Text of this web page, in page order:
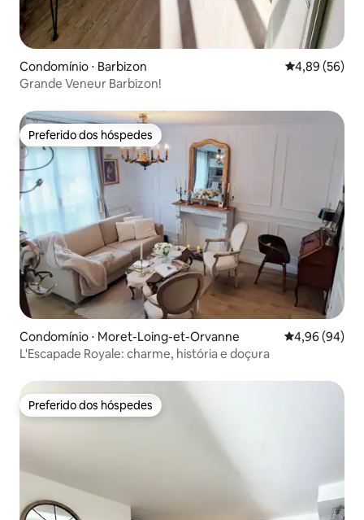
Condomínio ⋅ Barbizon 4,89 de uma
4,89 (56)
Grande Veneur Barbizon!
Preferido dos hóspedes
Preferido dos hóspedes
Condomínio ⋅ Moret-Loing-et-Orvanne 4,96 de uma
4,96 (94)
L'Escapade Royale: charme, história e doçura
Preferido dos hóspedes
Preferido dos hóspedes